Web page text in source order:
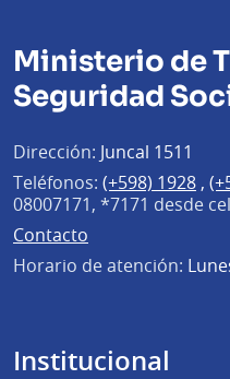
Ministerio de
Seguridad
Dirección: Juncal 1511
Teléfonos: (+598) 1928 ,
08007171, *7171 desde
Contacto
Horario de atención:
Institucional